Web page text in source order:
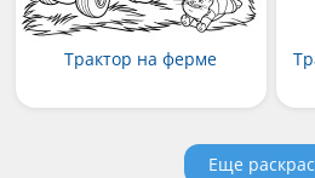
Трактор на ферме
Еще